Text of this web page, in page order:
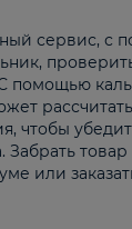
сервис, с
помощью
чтобы
Забрать
или